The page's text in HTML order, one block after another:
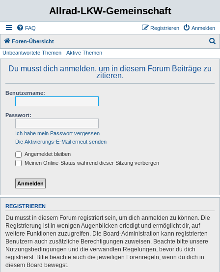
Allrad-LKW-Gemeinschaft
FAQ Anmelden
Registrieren
Foren-Übersicht
Unbeantwortete Themen Aktive Themen
Du musst dich anmelden, um in diesem Forum Beiträge zu
zitieren.
Benutzername:
Passwort:
Ich habe mein Passwort vergessen
Die Aktivierungs-E-Mail erneut senden
Angemeldet bleiben
Meinen Online-Status während dieser Sitzung verbergen
REGISTRIEREN
Du musst in diesem Forum registriert sein, um dich anmelden zu können. Die
Registrierung ist in wenigen Augenblicken erledigt und ermöglicht dir, auf
weitere Funktionen zuzugreifen. Die Board-Administration kann registrierten
Benutzern auch zusätzliche Berechtigungen zuweisen. Beachte bitte unsere
Nutzungsbedingungen und die verwandten Regelungen, bevor du dich
registrierst. Bitte beachte auch die jeweiligen Forenregeln, wenn du dich in
diesem Board bewegst.